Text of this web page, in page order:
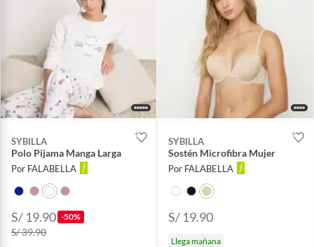
SYBILLA
Polo Pijama Manga Larga
Por FALABELLA
S/ 19.90 -50%
S/ 39.90
SYBILLA
Sostén Microfibra Mujer
Por FALABELLA
S/ 19.90
Llega mañana